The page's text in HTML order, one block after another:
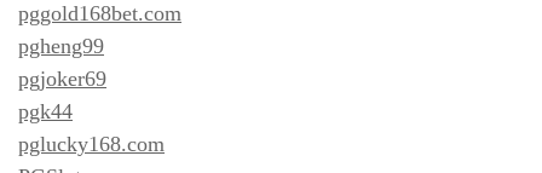
pggold168bet.com
pgheng99
pgjoker69
pgk44
pglucky168.com